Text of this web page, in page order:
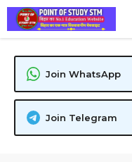
Skip
content
Join WhatsApp
Join Telegram